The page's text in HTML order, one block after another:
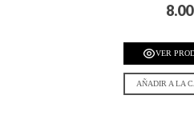
8.00
VER
AÑADIR A LA